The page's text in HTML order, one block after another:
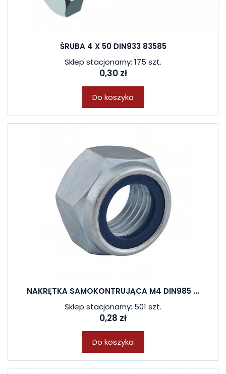
ŚRUBA 4 X 50 DIN933 83585
Sklep stacjonarny: 175 szt.
0,30 zł
Do koszyka
NAKRĘTKA SAMOKONTRUJĄCA M4 DIN985 ...
Sklep stacjonarny: 501 szt.
0,28 zł
Do koszyka